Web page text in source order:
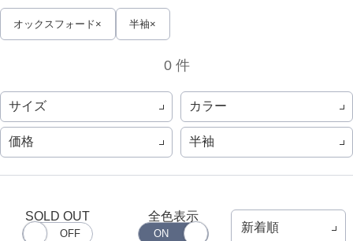
オックスフォード 半袖
0 件
サイズ カラー
価格 半袖
SOLD OUT 全色表示